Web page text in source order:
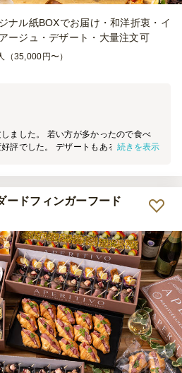
ナル紙BOXでお届け・和洋折衷・イ
ージュ・デザート・大量注文可
（35,000円〜）
ました。 若い方が多かったので食べ
評でした。 デザートもあるので男女
続きを表示
ードフィンガーフード